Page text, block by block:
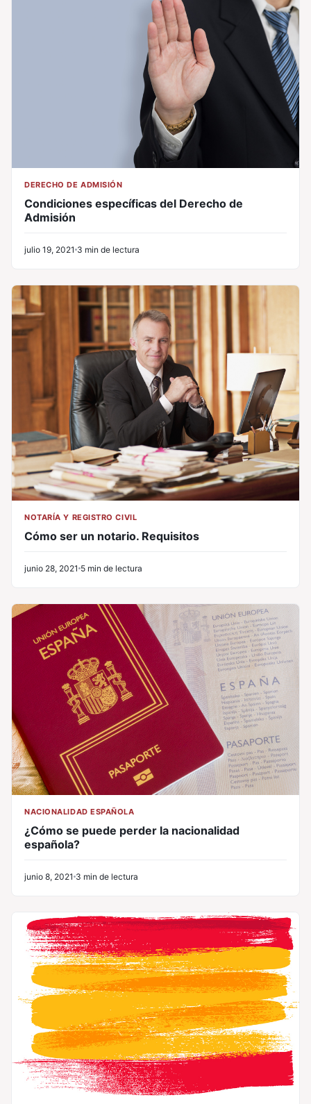
DERECHO DE ADMISIÓN
Condiciones específicas del Derecho de
Admisión
julio 19, 2021 3 min de lectura
NOTARÍA Y REGISTRO CIVIL
Cómo ser un notario. Requisitos
junio 28, 2021 5 min de lectura
NACIONALIDAD ESPAÑOLA
¿Cómo se puede perder la nacionalidad
española?
junio 8, 2021 3 min de lectura